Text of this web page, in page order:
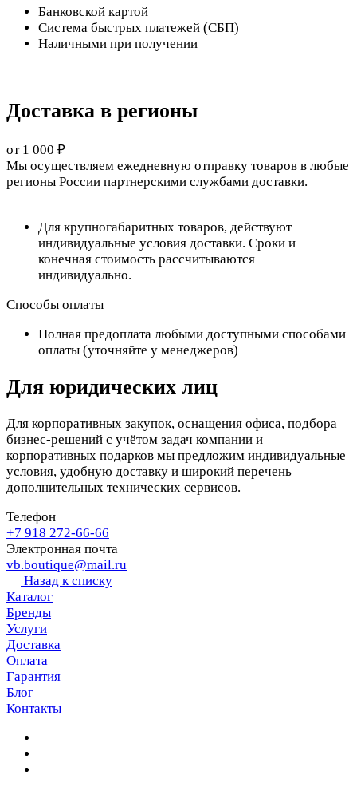
Банковской картой
Система быстрых платежей (СБП)
Наличными при получении
Доставка в регионы
от 1 000 ₽
Мы осуществляем ежедневную отправку товаров в любые
регионы России партнерскими службами доставки.
Для крупногабаритных товаров, действуют
индивидуальные условия доставки. Сроки и
конечная стоимость рассчитываются
индивидуально.
Способы оплаты
Полная предоплата любыми доступными способами
оплаты (уточняйте у менеджеров)
Для юридических лиц
Для корпоративных закупок, оснащения офиса, подбора
бизнес-решений с учётом задач компании и
корпоративных подарков мы предложим индивидуальные
условия, удобную доставку и широкий перечень
дополнительных технических сервисов.
Телефон
+7 918 272-66-66
Электронная почта
vb.boutique@mail.ru
Назад к списку
Каталог
Бренды
Услуги
Доставка
Оплата
Гарантия
Блог
Контакты